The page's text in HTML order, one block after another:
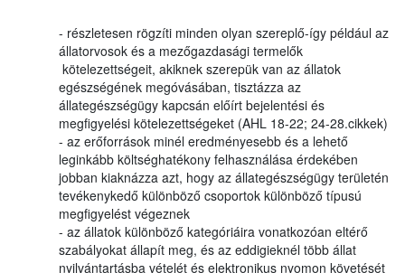
- részletesen rögzíti minden olyan szereplő-így például az
állatorvosok és a mezőgazdasági termelők
kötelezettségeit, akiknek szerepük van az állatok
egészségének megóvásában, tisztázza az
állategészségügy kapcsán előírt bejelentési és
megfigyelési kötelezettségeket (AHL 18-22; 24-28.cikkek)
- az erőforrások minél eredményesebb és a lehető
leginkább költséghatékony felhasználása érdekében
jobban kiaknázza azt, hogy az állategészségügy területén
tevékenykedő különböző csoportok különböző típusú
megfigyelést végeznek
- az állatok különböző kategóriáira vonatkozóan eltérő
szabályokat állapít meg, és az eddigieknél több állat
nyilvántartásba vételét és elektronikus nyomon követését